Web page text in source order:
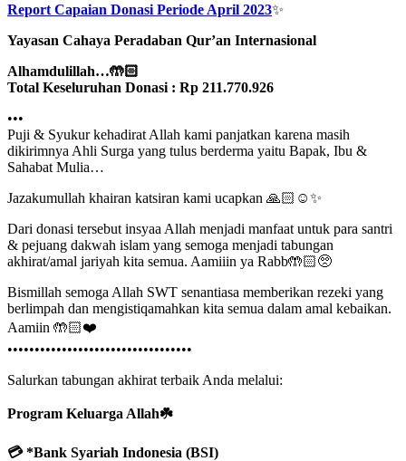
Report Capaian Donasi Periode April 2023✨
Yayasan Cahaya Peradaban Qur’an Internasional
Alhamdulillah…🤲🏻
Total Keseluruhan Donasi : Rp 211.770.926
•••
Puji & Syukur kehadirat Allah kami panjatkan karena masih
dikirimnya Ahli Surga yang tulus berderma yaitu Bapak, Ibu &
Sahabat Mulia…
Jazakumullah khairan katsiran kami ucapkan 🙏🏻☺️✨
Dari donasi tersebut insyaa Allah menjadi manfaat untuk para santri
& pejuang dakwah islam yang semoga menjadi tabungan
akhirat/amal jariyah kita semua. Aamiiin ya Rabb🤲🏻🥺
Bismillah semoga Allah SWT senantiasa memberikan rezeki yang
berlimpah dan mengistiqamahkan kita semua dalam amal kebaikan.
Aamiin 🤲🏻❤️
••••••••••••••••••••••••••••••••••
Salurkan tabungan akhirat terbaik Anda melalui:
Program Keluarga Allah☘️
💳 *Bank Syariah Indonesia (BSI)